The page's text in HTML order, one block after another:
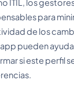
ITIL, los
para
de los
pueden
si este perfil